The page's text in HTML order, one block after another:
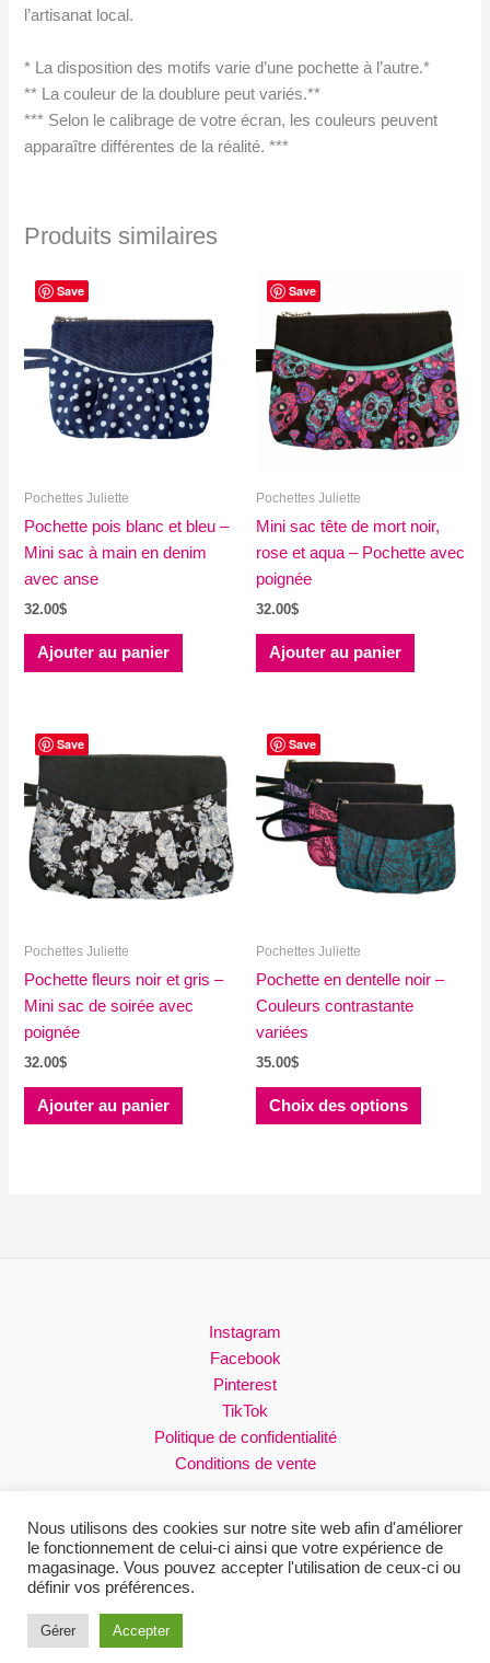
l’artisanat local.
* La disposition des motifs varie d’une pochette à l’autre.*
** La couleur de la doublure peut variés.**
*** Selon le calibrage de votre écran, les couleurs peuvent
apparaître différentes de la réalité. ***
Produits similaires
Save
Pochettes Juliette
Pochette pois blanc et bleu –
Mini sac à main en denim
avec anse
32.00$
Ajouter au panier
Save
Pochettes Juliette
Mini sac tête de mort noir,
rose et aqua – Pochette avec
poignée
32.00$
Ajouter au panier
Save
Pochettes Juliette
Pochette fleurs noir et gris –
Mini sac de soirée avec
poignée
32.00$
Ajouter au panier
Save
Pochettes Juliette
Pochette en dentelle noir –
Couleurs contrastante
variées
35.00$
Choix des options
Ce
Instagram
Facebook
Pinterest
TikTok
Politique de confidentialité
Conditions de vente
Droits réservés © 2026 Loli
Site web conçu par Fifty North Studios
Nous utilisons des cookies sur notre site web afin d'améliorer
le fonctionnement de celui-ci ainsi que votre expérience de
magasinage. Vous pouvez accepter l'utilisation de ceux-ci ou
définir vos préférences.
Gérer Accepter